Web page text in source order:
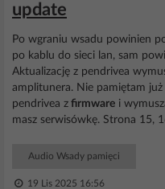
update
Po wgraniu wsadu powinien
po kablu do sieci lan, sam
Aktualizację z pendrivea
amplitunera. Nie pamiętam
pendrivea z firmware i
masz serwisówkę. Strona 15,
Audio Wsady pamięci
19 Lis 2025 16:56